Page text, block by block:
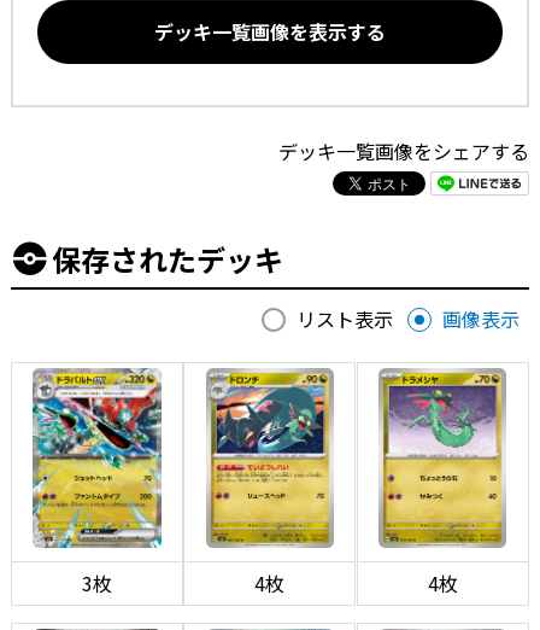
デッキ一覧画像を表示する
デッキ一覧画像をシェアする
保存されたデッキ
リスト表示 画像表示
3枚 4枚 4枚